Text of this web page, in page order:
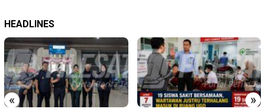
HEADLINES
« »